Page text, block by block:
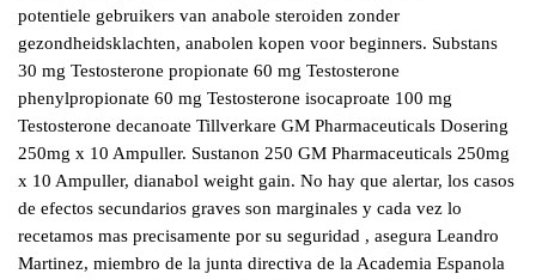
potentiele gebruikers van anabole steroiden zonder
gezondheidsklachten, anabolen kopen voor beginners. Substans
30 mg Testosterone propionate 60 mg Testosterone
phenylpropionate 60 mg Testosterone isocaproate 100 mg
Testosterone decanoate Tillverkare GM Pharmaceuticals Dosering
250mg x 10 Ampuller. Sustanon 250 GM Pharmaceuticals 250mg
x 10 Ampuller, dianabol weight gain. No hay que alertar, los casos
de efectos secundarios graves son marginales y cada vez lo
recetamos mas precisamente por su seguridad , asegura Leandro
Martinez, miembro de la junta directiva de la Academia Espanola